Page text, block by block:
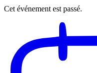
Cet événement est passé.